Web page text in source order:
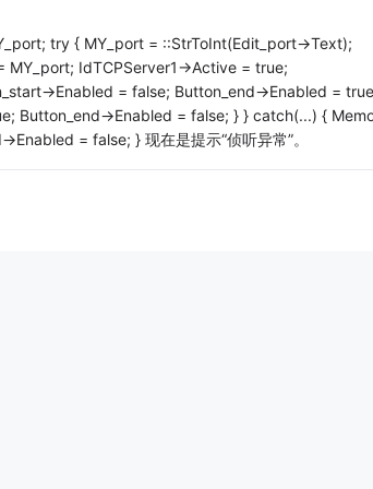
try { MY_port = ::StrToInt(Edit_port->Text);
IdTCPServer1->Active = true;
>Enabled = false; Button_end->Enabled =
Button_end->Enabled = false; } } catch(...) {
= false; } 现在是提示“侦听异常”。